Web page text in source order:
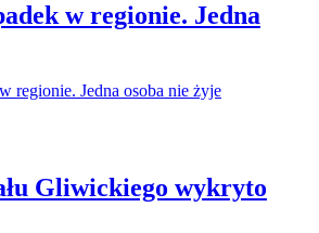
w regionie. Jedna
Gliwickiego wykryto